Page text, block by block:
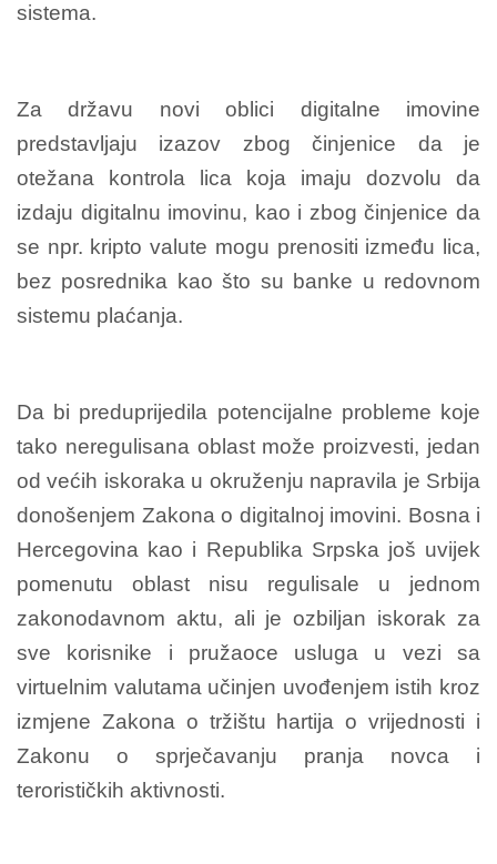
sistema.
Za državu novi oblici digitalne imovine
predstavljaju izazov zbog činjenice da je
otežana kontrola lica koja imaju dozvolu da
izdaju digitalnu imovinu, kao i zbog činjenice da
se npr. kripto valute mogu prenositi između lica,
bez posrednika kao što su banke u redovnom
sistemu plaćanja.
Da bi preduprijedila potencijalne probleme koje
tako neregulisana oblast može proizvesti, jedan
od većih iskoraka u okruženju napravila je Srbija
donošenjem Zakona o digitalnoj imovini. Bosna i
Hercegovina kao i Republika Srpska još uvijek
pomenutu oblast nisu regulisale u jednom
zakonodavnom aktu, ali je ozbiljan iskorak za
sve korisnike i pružaoce usluga u vezi sa
virtuelnim valutama učinjen uvođenjem istih kroz
izmjene Zakona o tržištu hartija o vrijednosti i
Zakonu o sprječavanju pranja novca i
terorističkih aktivnosti.